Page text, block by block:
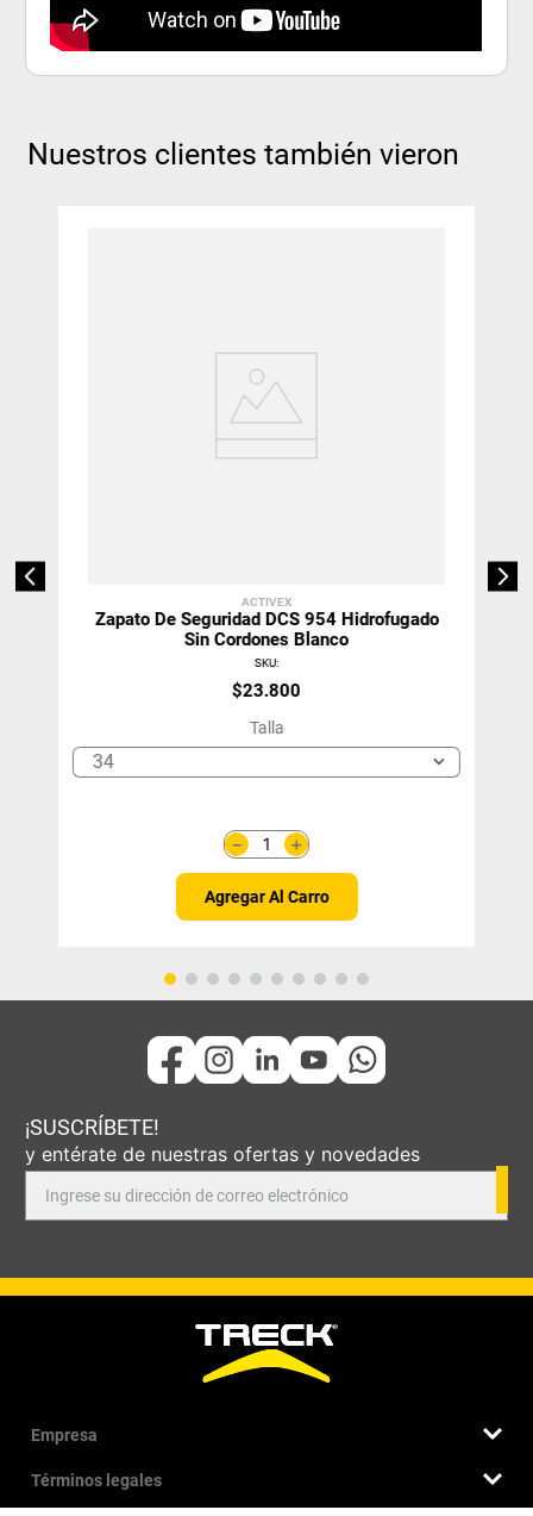
Nuestros clientes también vieron
ACTIVEX
Zapato De Seguridad DCS 954 Hidrofugado
Sin Cordones Blanco
SKU:
$23.800
Talla
34
＋
－
Agregar Al Carro
¡SUSCRÍBETE!
y entérate de nuestras ofertas y novedades
Empresa
Quiénes somos
Términos legales